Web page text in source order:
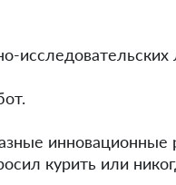
курить или